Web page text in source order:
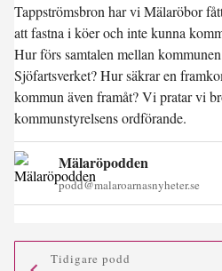
Tappströmsbron har vi Mälaröbor
att fastna i köer och inte kunna
Hur förs samtalen mellan
Sjöfartsverket? Hur säkrar en
kommun även framåt? Vi pratar vi
kommunstyrelsens ordförande.
Mälaröpodden
podd@malaroarnasnyheter.se
Tidigare podd